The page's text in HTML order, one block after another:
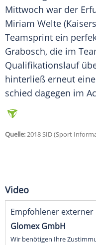
Mittwoch war der
Miriam Welte
Teamsprint ein
Grabosch, die im
Qualifikationslauf
hinterließ erneut
schied dagegen im
Quelle:2018 SID (Sport
Video
Empfohlener externer
Glomex GmbH
Wir benötigen Ihre